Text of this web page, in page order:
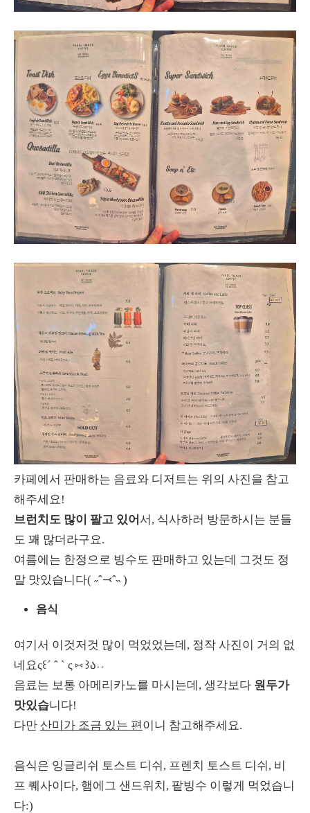
카페에서 판매하는 음료와 디저트는 위의 사진을 참고
해주세요!
브런치도 많이 팔고 있어 서, 식사하러 방문하시는 분들
도 꽤 많더라구요.
여름에는 한정으로 빙수도 판매하고 있는데 그것도 정
말 맛있습니다( ˶ˆ⤙ˆ˵ )
음식
여기서 이것저것 많이 먹었었는데, 정작 사진이 거의 없
네요ς꒰´ ˆ ` ς ⑅ ꒱ა˒˒
음료는 보통 아메리카노를 마시는데, 생각보다 원두가
맛있습니다!
다만 산미가 조금 있는 편이니 참고해주세요.
음식은 잉글리쉬 토스트 디쉬, 프렌치 토스트 디쉬, 비
프 퀘사이다, 햄에그 샌드위치, 팥빙수 이렇게 먹었습니
다:)